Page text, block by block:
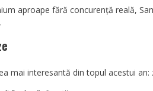
aproape fără concurență reală,
mai interesantă din topul acestui an: